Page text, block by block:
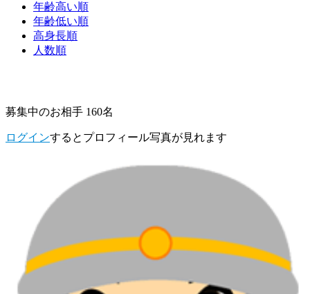
年齢高い順
年齢低い順
高身長順
人数順
募集中のお相手 160名
ログインするとプロフィール写真が見れます